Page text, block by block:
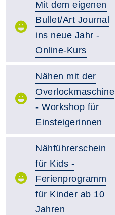
Mit dem eigenen
Bullet/Art Journal
ins neue Jahr -
Online-Kurs
Nähen mit der
Overlockmaschine
- Workshop für
Einsteigerinnen
Nähführerschein
für Kids -
Ferienprogramm
für Kinder ab 10
Jahren